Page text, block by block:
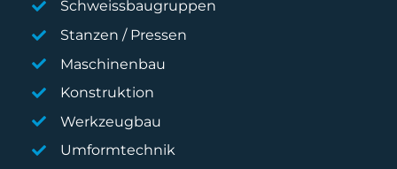
Schweissbaugruppen
Stanzen / Pressen
Maschinenbau
Konstruktion
Werkzeugbau
Umformtechnik